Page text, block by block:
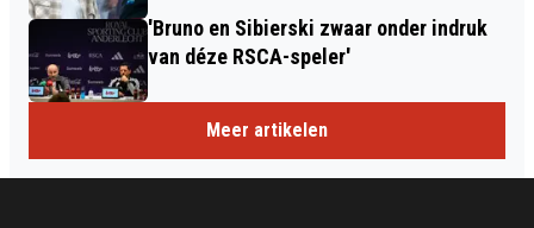
'Bruno en Sibierski zwaar onder indruk
van déze RSCA-speler'
Meer artikelen